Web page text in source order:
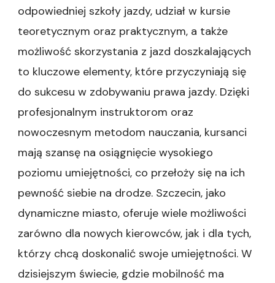
odpowiedniej szkoły jazdy, udział w kursie
teoretycznym oraz praktycznym, a także
możliwość skorzystania z jazd doszkalających
to kluczowe elementy, które przyczyniają się
do sukcesu w zdobywaniu prawa jazdy. Dzięki
profesjonalnym instruktorom oraz
nowoczesnym metodom nauczania, kursanci
mają szansę na osiągnięcie wysokiego
poziomu umiejętności, co przełoży się na ich
pewność siebie na drodze. Szczecin, jako
dynamiczne miasto, oferuje wiele możliwości
zarówno dla nowych kierowców, jak i dla tych,
którzy chcą doskonalić swoje umiejętności. W
dzisiejszym świecie, gdzie mobilność ma